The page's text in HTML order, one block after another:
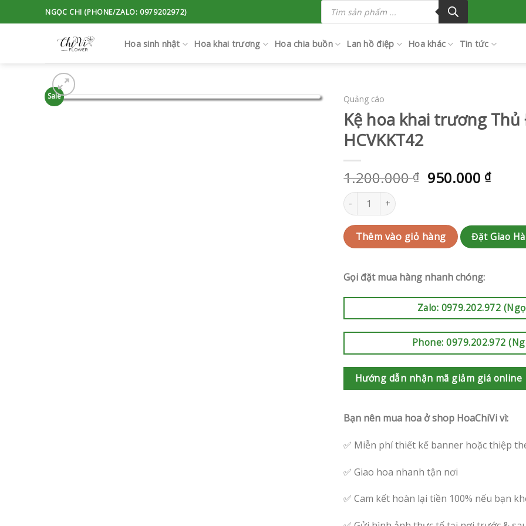
to
NGỌC CHI (PHONE/ZALO: 0979202972)
Tìm
kiếm
phẩm
Hoa sinh nhật Hoa khai trương Hoa chia buồn Lan hồ điệp Hoa khác Tin tức
Sale Quảng cáo
Kệ hoa khai trương
HCVKKT42
1.200.000₫ 950.000 ₫
Kệ hoa khai trương Thủ Đức | QC-HCVKKT42
Thêm vào giỏ hàng Đặt Giao
Gọi đặt mua hàng nhanh chóng:
Zalo: 0979.202.972
Phone: 0979.202.972
Hướng dẫn nhận mã giảm giá online
Bạn nên mua hoa ở shop HoaChiVi vì:
✅ Miễn phí thiết kế banner hoặc thiệp
✅ Giao hoa nhanh tận nơi
✅ Cam kết hoàn lại tiền 100% nếu bạn